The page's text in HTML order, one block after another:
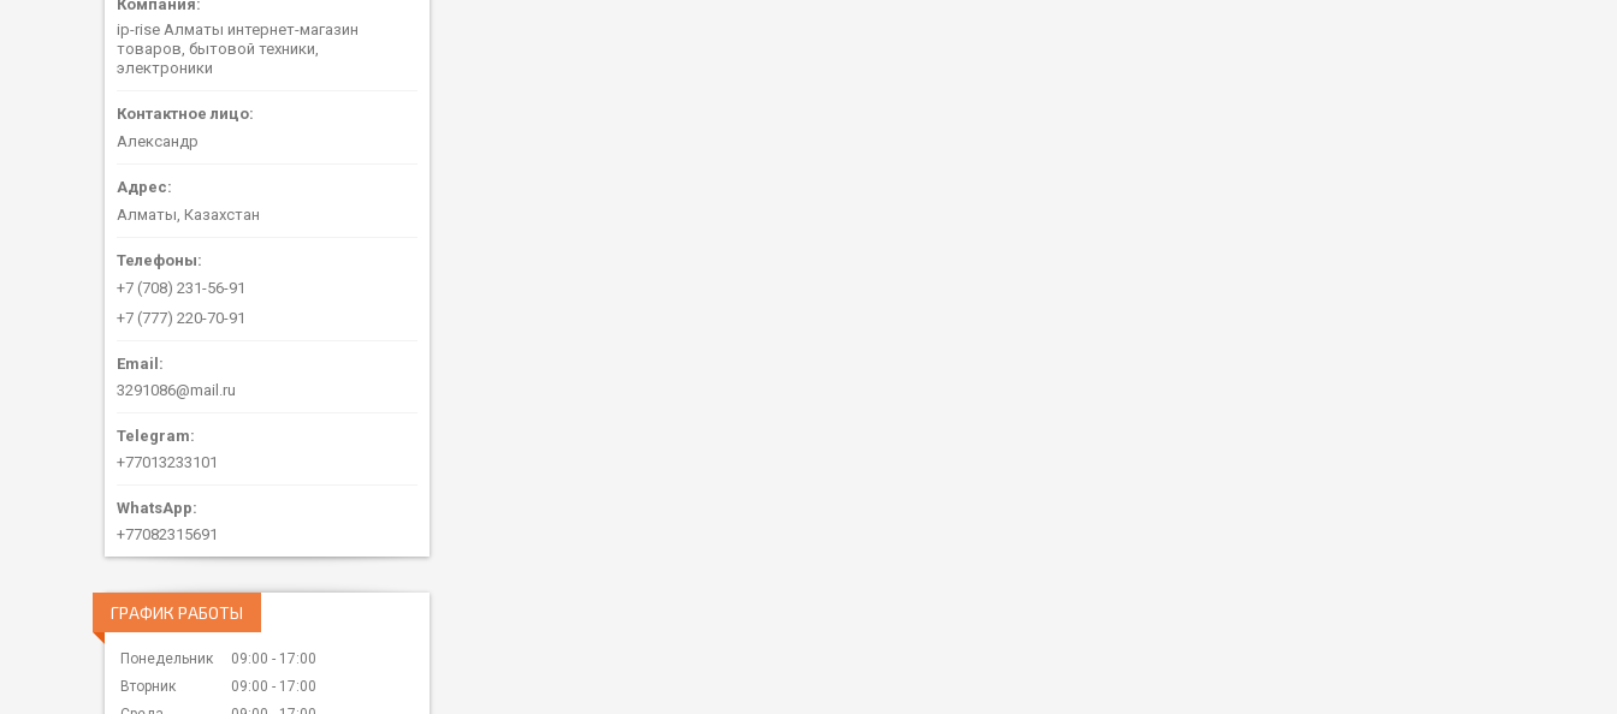
ip-rise Алматы интернет-магазин
товаров, бытовой техники,
электроники
Александр
Алматы, Казахстан
+7 (708) 231-56-91
+7 (777) 220-70-91
3291086@mail.ru
+77013233101
+77082315691
ГРАФИК РАБОТЫ
Понедельник 09:00
17:00
Вторник
09:00
17:00